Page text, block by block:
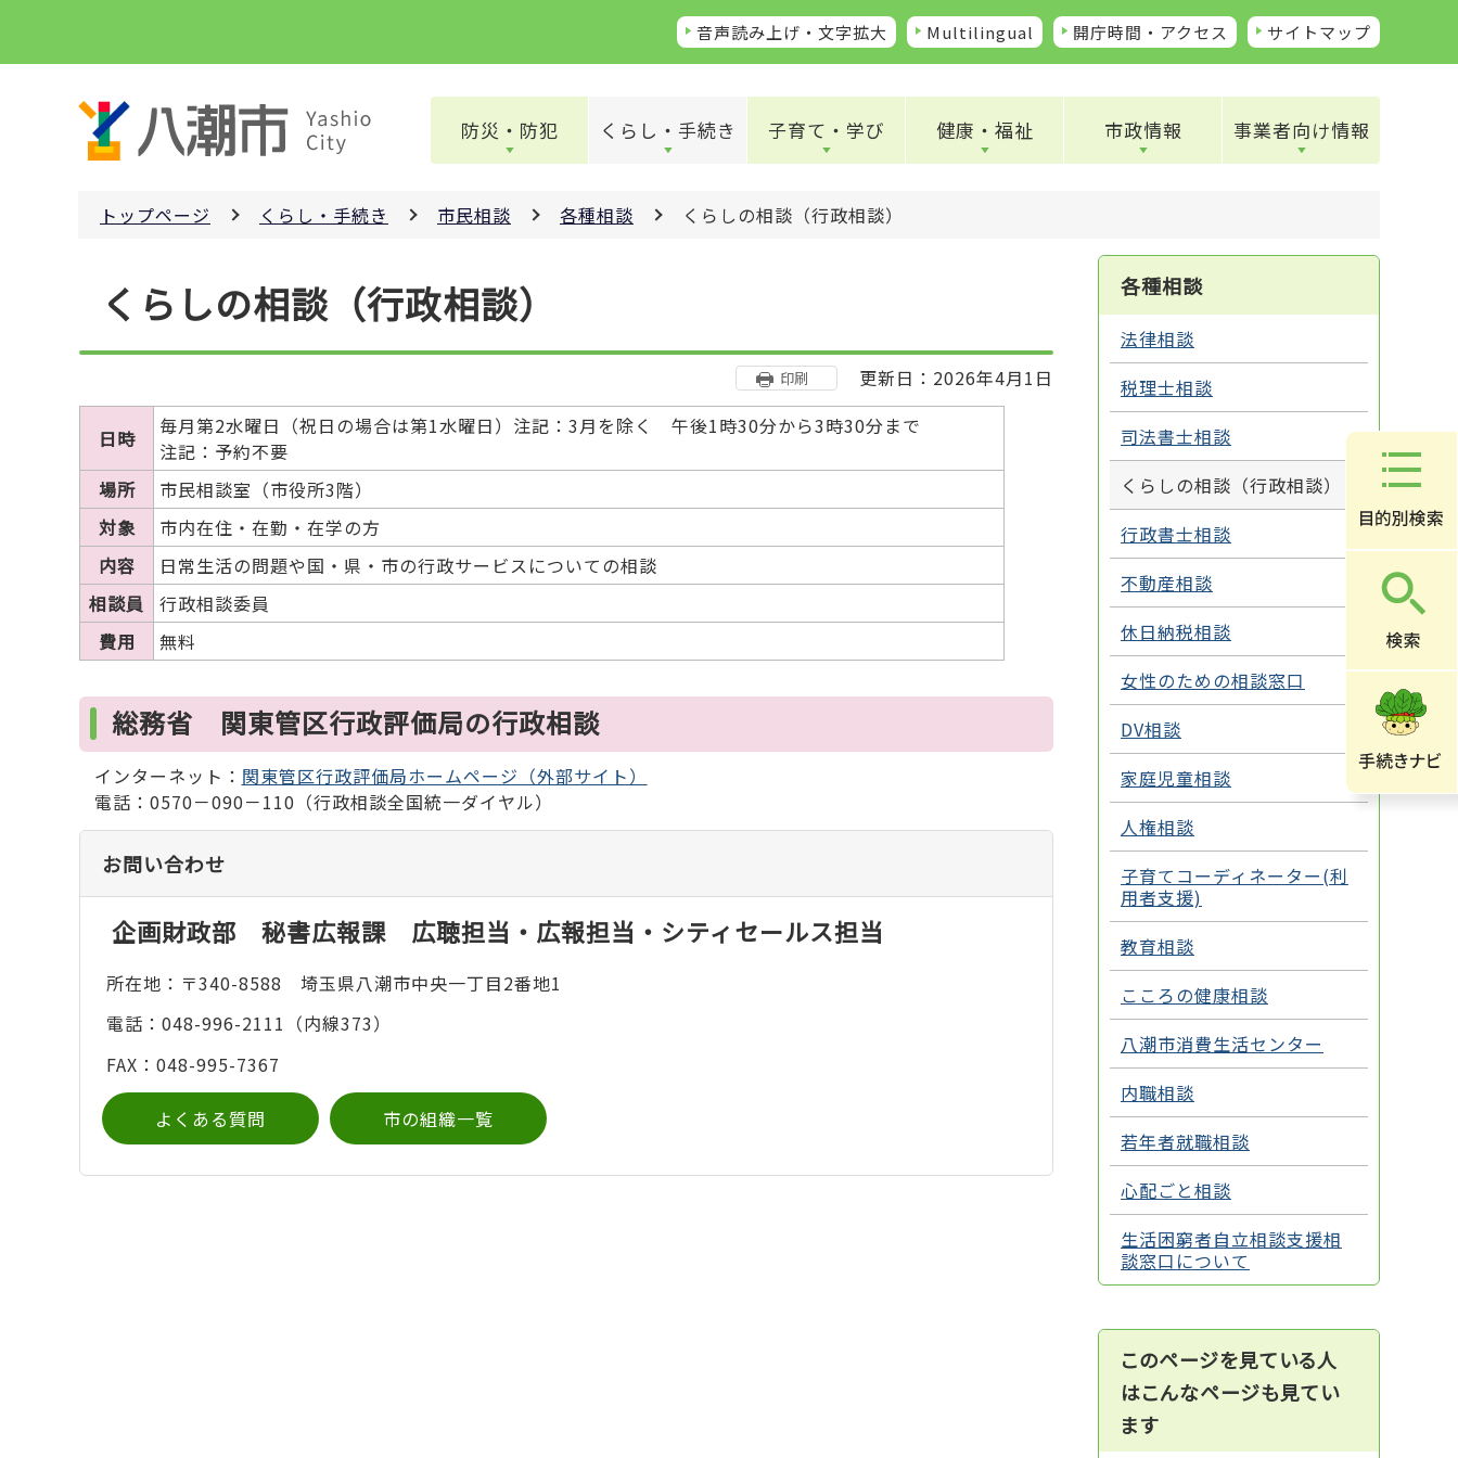
ペ
音声読み上げ・文字拡大 Multilingual 開庁時間・アクセス サイトマップ
防災・防犯 くらし・手続き 子育て・学び 健康・福祉 市政情報 事業者向け情報
トップページ くらし・手続き 市民相談 各種相談 くらしの相談（行政相談）
くらしの相談（行政相談）
印刷 更新日：2026年4月1日
日時
毎月第2水曜日（祝日の場合は第1水曜日）注記：3月を除く 午後1時30分から3時30分まで
注記：予約不要
場所
市民相談室（市役所3階）
対象
市内在住・在勤・在学の方
内容
日常生活の問題や国・県・市の行政サービスについての相談
相談員
行政相談委員
費用
無料
総務省 関東管区行政評価局の行政相談
インターネット： 関東管区行政評価局ホームページ（外部サイト）
電話：0570－090－110（行政相談全国統一ダイヤル）
お問い合わせ
企画財政部 秘書広報課 広聴担当・広報担当・シティセールス担当
所在地：〒340-8588 埼玉県八潮市中央一丁目2番地1
電話：048-996-2111（内線373）
FAX：048-995-7367
よくある質問 市の組織一覧
各種相談
法律相談
税理士相談
司法書士相談
くらしの相談（行政相談）
行政書士相談
不動産相談
休日納税相談
女性のための相談窓口
DV相談
家庭児童相談
人権相談
子育てコーディネーター(利
用者支援)
教育相談
こころの健康相談
八潮市消費生活センター
内職相談
若年者就職相談
心配ごと相談
生活困窮者自立相談支援相
談窓口について
このページを見ている人
はこんなページも見てい
ます